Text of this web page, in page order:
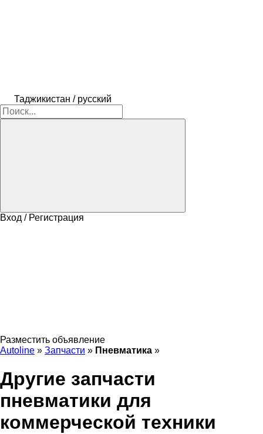
Таджикистан / русский
Вход / Регистрация
Разместить объявление
Autoline » Запчасти » Пневматика »
Другие запчасти
пневматики для
коммерческой техники